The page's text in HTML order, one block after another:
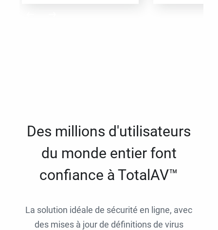
Des millions d'utilisateurs
du monde entier font
confiance à TotalAV™
La solution idéale de sécurité en ligne, avec
des mises à jour de définitions de virus